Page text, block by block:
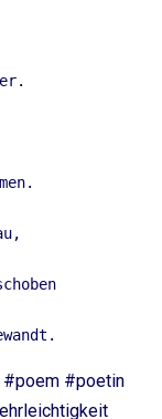
#poetin